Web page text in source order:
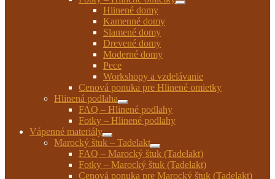
menu
Rozbaliť
Hlinené domy
Kamenné domy
Slamené domy
Drevené domy
Moderné domy
Pece
Workshopy a vzdelávanie
Cenová ponuka pre Hlinené omietky
Hlinená podlaha
Rozbaliť
podradené
menu
FAQ – Hlinené podlahy
Fotky – Hlinené podlahy
Vápenné materiály
Rozbaliť
podradené
menu
Marocký štuk – Tadelakt
Rozbaliť
podradené
menu
FAQ – Marocký štuk (Tadelakt)
Fotky – Marocký štuk (Tadelakt)
Cenová ponuka pre Marocký štuk (Tadelakt)